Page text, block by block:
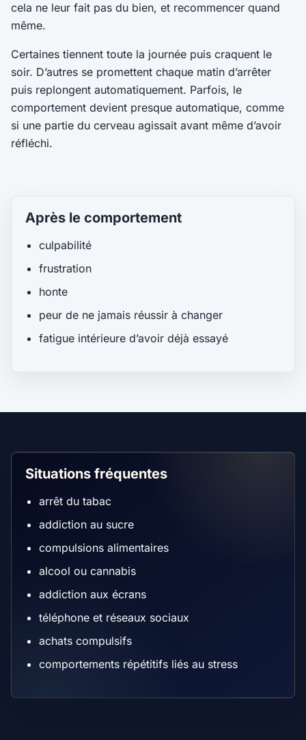
cela ne leur fait pas du bien, et recommencer quand
même.
Certaines tiennent toute la journée puis craquent le
soir. D’autres se promettent chaque matin d’arrêter
puis replongent automatiquement. Parfois, le
comportement devient presque automatique, comme
si une partie du cerveau agissait avant même d’avoir
réfléchi.
Après le comportement
culpabilité
frustration
honte
peur de ne jamais réussir à changer
fatigue intérieure d’avoir déjà essayé
Situations fréquentes
arrêt du tabac
addiction au sucre
compulsions alimentaires
alcool ou cannabis
addiction aux écrans
téléphone et réseaux sociaux
achats compulsifs
comportements répétitifs liés au stress